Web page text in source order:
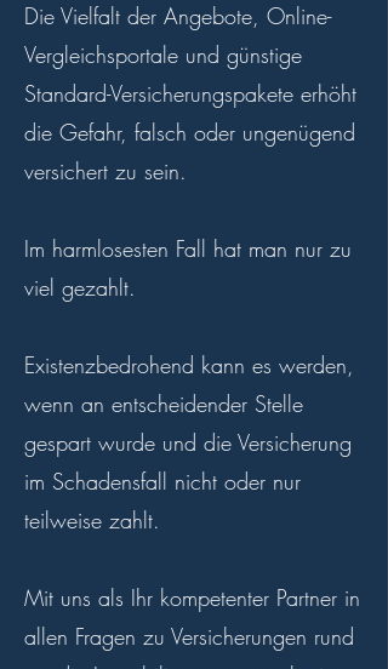
Die Vielfalt der Angebote, Online-
Vergleichsportale und günstige
Standard-Versicherungspakete erhöht
die Gefahr, falsch oder ungenügend
versichert zu sein.
Im harmlosesten Fall hat man nur zu
viel gezahlt.
Existenzbedrohend kann es werden,
wenn an entscheidender Stelle
gespart wurde und die Versicherung
im Schadensfall nicht oder nur
teilweise zahlt.
Mit uns als Ihr kompetenter Partner in
allen Fragen zu Versicherungen rund